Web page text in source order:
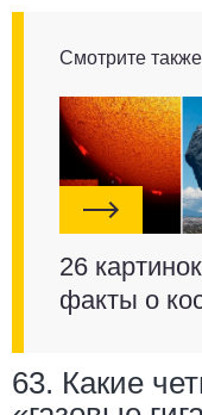
Смотрите также
26
факты о
63. Какие